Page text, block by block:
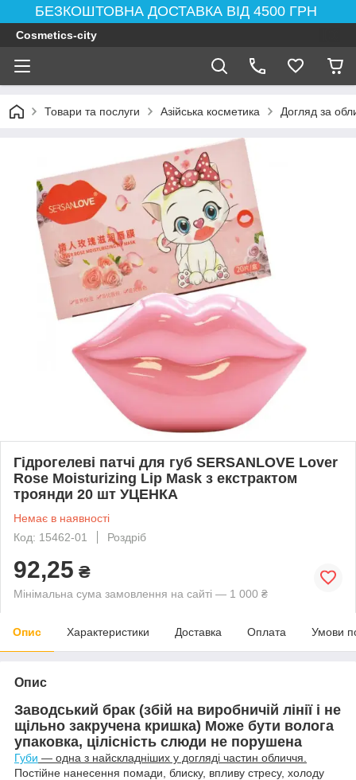
БЕЗКОШТОВНА ДОСТАВКА ВІД 4500 ГРН
Cosmetics-city
Товари та послуги Азійська косметика Догляд за
Гідрогелеві патчі для губ SERSANLOVE Lover
Rose Moisturizing Lip Mask з екстрактом
троянди 20 шт УЦЕНКА
Немає в наявності
Код: 15462-01
Роздріб
92,25 ₴
Мінімальна сума замовлення на сайті — 1 000 ₴
Опис Характеристики Доставка Оплата Умови
Опис
Заводський брак (збій на виробничій лінії і не
щільно закручена кришка) Може бути волога
упаковка, цілісність слюди не порушена
Губи — одна з найскладніших у догляді частин обличчя.
Постійне нанесення помади, блиску, впливу стресу, холоду